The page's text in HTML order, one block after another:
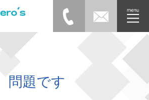
問題です